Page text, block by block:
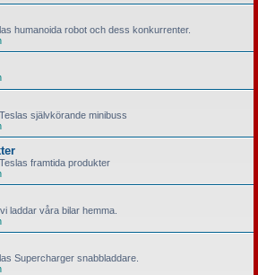
humanoida robot och dess konkurrenter.
självkörande minibuss
framtida produkter
laddar våra bilar hemma.
Supercharger snabbladdare.